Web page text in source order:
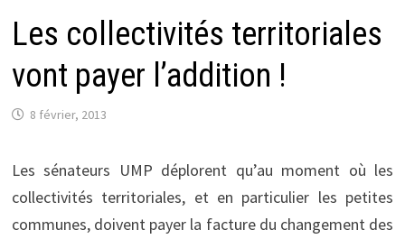
Les collectivités territoriales
vont payer l’addition !
8 février, 2013
Les sénateurs UMP déplorent qu’au moment où les
collectivités territoriales, et en particulier les petites
communes, doivent payer la facture du changement des